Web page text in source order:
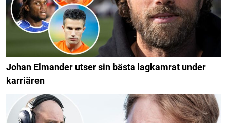
Johan Elmander utser sin bästa lagkamrat under
karriären